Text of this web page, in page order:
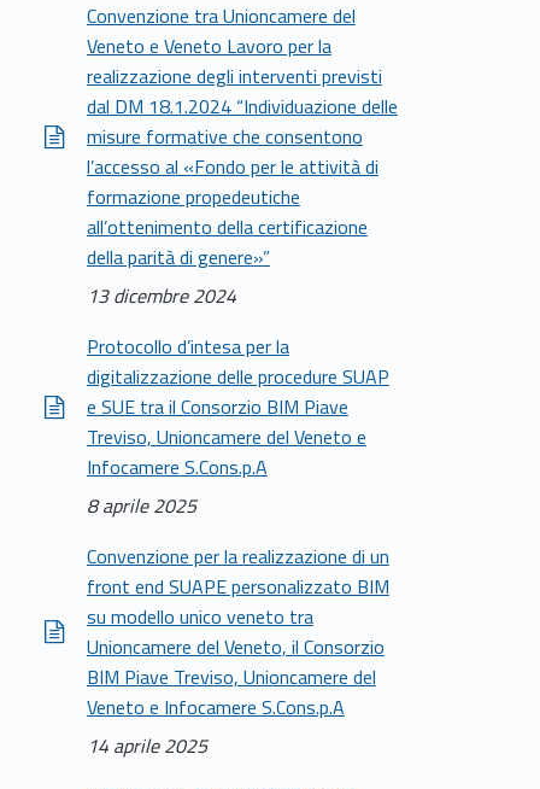
Convenzione tra Unioncamere del
Veneto e Veneto Lavoro per la
realizzazione degli interventi previsti
dal DM 18.1.2024 “Individuazione delle
misure formative che consentono
l’accesso al «Fondo per le attività di
formazione propedeutiche
all’ottenimento della certificazione
della parità di genere»”
13 dicembre 2024
Protocollo d’intesa per la
digitalizzazione delle procedure SUAP
e SUE tra il Consorzio BIM Piave
Treviso, Unioncamere del Veneto e
Infocamere S.Cons.p.A
8 aprile 2025
Convenzione per la realizzazione di un
front end SUAPE personalizzato BIM
su modello unico veneto tra
Unioncamere del Veneto, il Consorzio
BIM Piave Treviso, Unioncamere del
Veneto e Infocamere S.Cons.p.A
14 aprile 2025